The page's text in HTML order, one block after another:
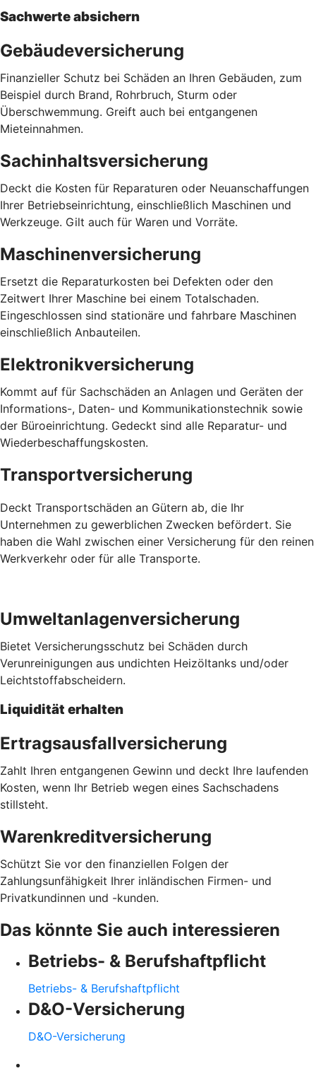
Sachwerte absichern
Gebäudeversicherung
Finanzieller Schutz bei Schäden an Ihren Gebäuden, zum
Beispiel durch Brand, Rohrbruch, Sturm oder
Überschwemmung. Greift auch bei entgangenen
Mieteinnahmen.
Sachinhaltsversicherung
Deckt die Kosten für Reparaturen oder Neuanschaffungen
Ihrer Betriebseinrichtung, einschließlich Maschinen und
Werkzeuge. Gilt auch für Waren und Vorräte.
Maschinenversicherung
Ersetzt die Reparaturkosten bei Defekten oder den
Zeitwert Ihrer Maschine bei einem Totalschaden.
Eingeschlossen sind stationäre und fahrbare Maschinen
einschließlich Anbauteilen.
Elektronikversicherung
Kommt auf für Sachschäden an Anlagen und Geräten der
Informations-, Daten- und Kommunikationstechnik sowie
der Büroeinrichtung. Gedeckt sind alle Reparatur- und
Wiederbeschaffungskosten.
Transportversicherung
Deckt Transportschäden an Gütern ab, die Ihr
Unternehmen zu gewerblichen Zwecken befördert. Sie
haben die Wahl zwischen einer Versicherung für den reinen
Werkverkehr oder für alle Transporte.
Umweltanlagenversicherung
Bietet Versicherungsschutz bei Schäden durch
Verunreinigungen aus undichten Heizöltanks und/oder
Leichtstoffabscheidern.
Liquidität erhalten
Ertragsausfallversicherung
Zahlt Ihren entgangenen Gewinn und deckt Ihre laufenden
Kosten, wenn Ihr Betrieb wegen eines Sachschadens
stillsteht.
Warenkreditversicherung
Schützt Sie vor den finanziellen Folgen der
Zahlungsunfähigkeit Ihrer inländischen Firmen- und
Privatkundinnen und -kunden.
Das könnte Sie auch interessieren
Betriebs- & Berufshaftpflicht
Betriebs- & Berufshaftpflicht
D&O-Versicherung
D&O-Versicherung